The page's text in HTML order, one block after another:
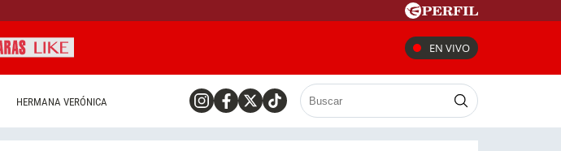
EN VIVO
HERMANA VERÓNICA